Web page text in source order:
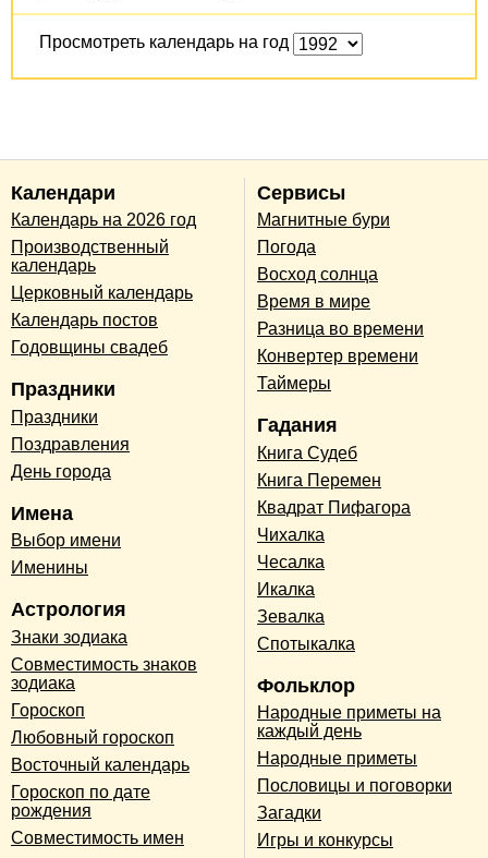
Просмотреть календарь на год
Календари
Календарь на 2026 год
Производственный
календарь
Церковный календарь
Календарь постов
Годовщины свадеб
Праздники
Праздники
Поздравления
День города
Имена
Выбор имени
Именины
Астрология
Знаки зодиака
Совместимость знаков
зодиака
Гороскоп
Любовный гороскоп
Восточный календарь
Гороскоп по дате
рождения
Совместимость имен
Сервисы
Магнитные бури
Погода
Восход солнца
Время в мире
Разница во времени
Конвертер времени
Таймеры
Гадания
Книга Судеб
Книга Перемен
Квадрат Пифагора
Чихалка
Чесалка
Икалка
Зевалка
Спотыкалка
Фольклор
Народные приметы на
каждый день
Народные приметы
Пословицы и поговорки
Загадки
Игры и конкурсы